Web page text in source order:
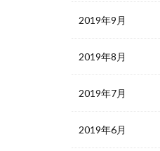
2019年9月
2019年8月
2019年7月
2019年6月